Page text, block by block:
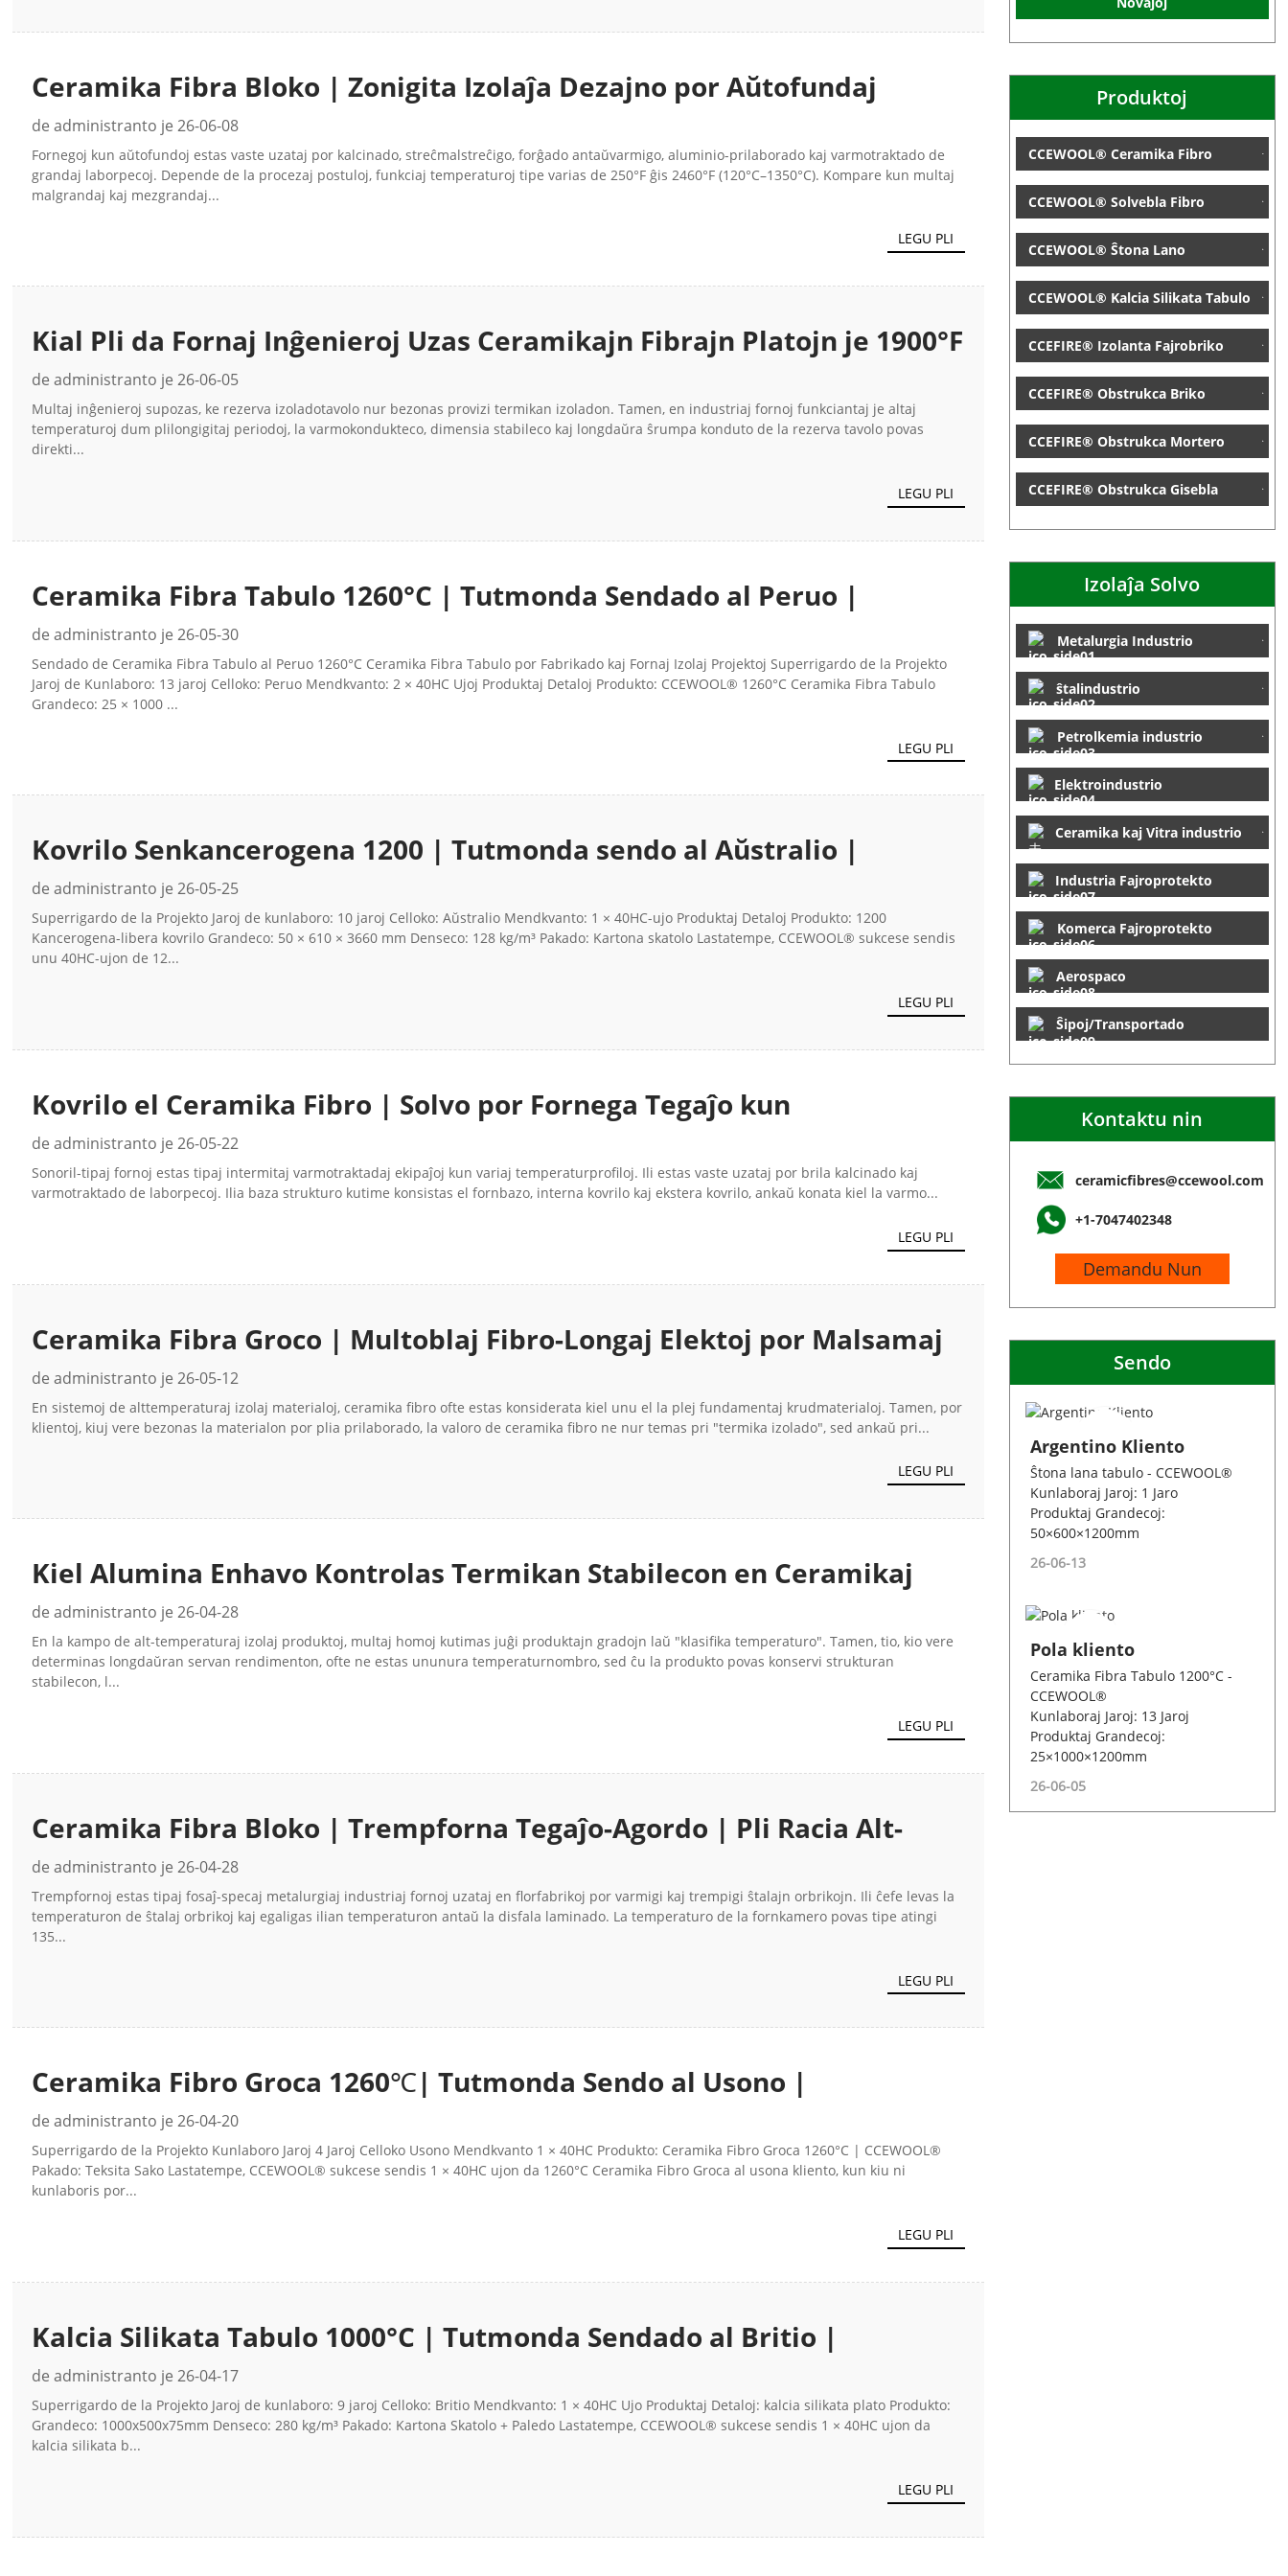
Produktoj
CCEWOOL® Ceramika Fibro
CCEWOOL® Solvebla Fibro
CCEWOOL® Ŝtona Lano
CCEWOOL® Kalcia Silikata Tabulo
CCEFIRE® Izolanta Fajrobriko
CCEFIRE® Obstrukca Briko
CCEFIRE® Obstrukca Mortero
CCEFIRE® Obstrukca Gisebla
Izolaĵa Solvo
Metalurgia Industrio
ŝtalindustrio
Petrolkemia industrio
Elektroindustrio
Ceramika kaj Vitra industrio
Industria Fajroprotekto
Komerca Fajroprotekto
Aerospaco
Ŝipoj/Transportado
Kontaktu nin
ceramicfibres@ccewool.com
+1-7047402348
Demandu Nun
Sendo
Argentino Kliento
Ŝtona lana tabulo - CCEWOOL®
Kunlaboraj Jaroj: 1 Jaro
Produktaj Grandecoj:
50×600×1200mm
26-06-13
Pola kliento
Ceramika Fibra Tabulo 1200°C -
CCEWOOL®
Kunlaboraj Jaroj: 13 Jaroj
Produktaj Grandecoj:
25×1000×1200mm
26-06-05
Ceramika Fibra Bloko | Zonigita Izolaĵa Dezajno por Aŭtofundaj
Fornegoj | CCEWOOL®
de administranto je 26-06-08
Fornegoj kun aŭtofundoj estas vaste uzataj por kalcinado, streĉmalstreĉigo, forĝado antaŭvarmigo, aluminio-prilaborado kaj varmotraktado de
grandaj laborpecoj. Depende de la procezaj postuloj, funkciaj temperaturoj tipe varias de 250°F ĝis 2460°F (120°C–1350°C). Kompare kun multaj
malgrandaj kaj mezgrandaj...
LEGU PLI
Kial Pli da Fornaj Inĝenieroj Uzas Ceramikajn Fibrajn Platojn je 1900°F
kiel Rezervan Izoladon?
de administranto je 26-06-05
Multaj inĝenieroj supozas, ke rezerva izoladotavolo nur bezonas provizi termikan izoladon. Tamen, en industriaj fornoj funkciantaj je altaj
temperaturoj dum plilongigitaj periodoj, la varmokondukteco, dimensia stabileco kaj longdaŭra ŝrumpa konduto de la rezerva tavolo povas
direkti...
LEGU PLI
Ceramika Fibra Tabulo 1260°C | Tutmonda Sendado al Peruo |
CCEWOOL®
de administranto je 26-05-30
Sendado de Ceramika Fibra Tabulo al Peruo 1260°C Ceramika Fibra Tabulo por Fabrikado kaj Fornaj Izolaj Projektoj Superrigardo de la Projekto
Jaroj de Kunlaboro: 13 jaroj Celloko: Peruo Mendkvanto: 2 × 40HC Ujoj Produktaj Detaloj Produkto: CCEWOOL® 1260°C Ceramika Fibra Tabulo
Grandeco: 25 × 1000 ...
LEGU PLI
Kovrilo Senkancerogena 1200 | Tutmonda sendo al Aŭstralio |
CCEWOOL®
de administranto je 26-05-25
Superrigardo de la Projekto Jaroj de kunlaboro: 10 jaroj Celloko: Aŭstralio Mendkvanto: 1 × 40HC-ujo Produktaj Detaloj Produkto: 1200
Kancerogena-libera kovrilo Grandeco: 50 × 610 × 3660 mm Denseco: 128 kg/m³ Pakado: Kartona skatolo Lastatempe, CCEWOOL® sukcese sendis
unu 40HC-ujon de 12...
LEGU PLI
Kovrilo el Ceramika Fibro | Solvo por Fornega Tegaĵo kun
Sonorilformaj Fornoj | CCEWOOL®
de administranto je 26-05-22
Sonoril-tipaj fornoj estas tipaj intermitaj varmotraktadaj ekipaĵoj kun variaj temperaturprofiloj. Ili estas vaste uzataj por brila kalcinado kaj
varmotraktado de laborpecoj. Ilia baza strukturo kutime konsistas el fornbazo, interna kovrilo kaj ekstera kovrilo, ankaŭ konata kiel la varmo...
LEGU PLI
Ceramika Fibra Groco | Multoblaj Fibro-Longaj Elektoj por Malsamaj
Fabrikadaj Bezonoj | CCEWOOL®
de administranto je 26-05-12
En sistemoj de alttemperaturaj izolaj materialoj, ceramika fibro ofte estas konsiderata kiel unu el la plej fundamentaj krudmaterialoj. Tamen, por
klientoj, kiuj vere bezonas la materialon por plia prilaborado, la valoro de ceramika fibro ne nur temas pri "termika izolado", sed ankaŭ pri...
LEGU PLI
Kiel Alumina Enhavo Kontrolas Termikan Stabilecon en Ceramikaj
Fibroj kaj Polikristalaj Lanfibroj?
de administranto je 26-04-28
En la kampo de alt-temperaturaj izolaj produktoj, multaj homoj kutimas juĝi produktajn gradojn laŭ "klasifika temperaturo". Tamen, tio, kio vere
determinas longdaŭran servan rendimenton, ofte ne estas ununura temperaturnombro, sed ĉu la produkto povas konservi strukturan
stabilecon, l...
LEGU PLI
Ceramika Fibra Bloko | Trempforna Tegaĵo-Agordo | Pli Racia Alt-
Temperatura Izolado-Dezajno Per Struktura Zonigo | CCEWOOL®
de administranto je 26-04-28
Trempfornoj estas tipaj fosaĵ-specaj metalurgiaj industriaj fornoj uzataj en florfabrikoj por varmigi kaj trempigi ŝtalajn orbrikojn. Ili ĉefe levas la
temperaturon de ŝtalaj orbrikoj kaj egaligas ilian temperaturon antaŭ la disfala laminado. La temperaturo de la fornkamero povas tipe atingi
135...
LEGU PLI
Ceramika Fibro Groca 1260℃| Tutmonda Sendo al Usono |
CCEWOOL®
de administranto je 26-04-20
Superrigardo de la Projekto Kunlaboro Jaroj 4 Jaroj Celloko Usono Mendkvanto 1 × 40HC Produkto: Ceramika Fibro Groca 1260°C | CCEWOOL®
Pakado: Teksita Sako Lastatempe, CCEWOOL® sukcese sendis 1 × 40HC ujon da 1260°C Ceramika Fibro Groca al usona kliento, kun kiu ni
kunlaboris por...
LEGU PLI
Kalcia Silikata Tabulo 1000°C | Tutmonda Sendado al Britio |
CCEWOOL®
de administranto je 26-04-17
Superrigardo de la Projekto Jaroj de kunlaboro: 9 jaroj Celloko: Britio Mendkvanto: 1 × 40HC Ujo Produktaj Detaloj: kalcia silikata plato Produkto:
Grandeco: 1000x500x75mm Denseco: 280 kg/m³ Pakado: Kartona Skatolo + Paledo Lastatempe, CCEWOOL® sukcese sendis 1 × 40HC ujon da
kalcia silikata b...
LEGU PLI